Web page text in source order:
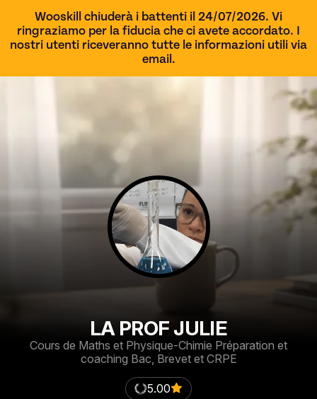
Wooskill chiuderà i battenti il 24/07/2026. Vi
ringraziamo per la fiducia che ci avete accordato. I
nostri utenti riceveranno tutte le informazioni utili via
email.
LA PROF JULIE
Cours de Maths et Physique-Chimie Préparation et
coaching Bac, Brevet et CRPE
5.00